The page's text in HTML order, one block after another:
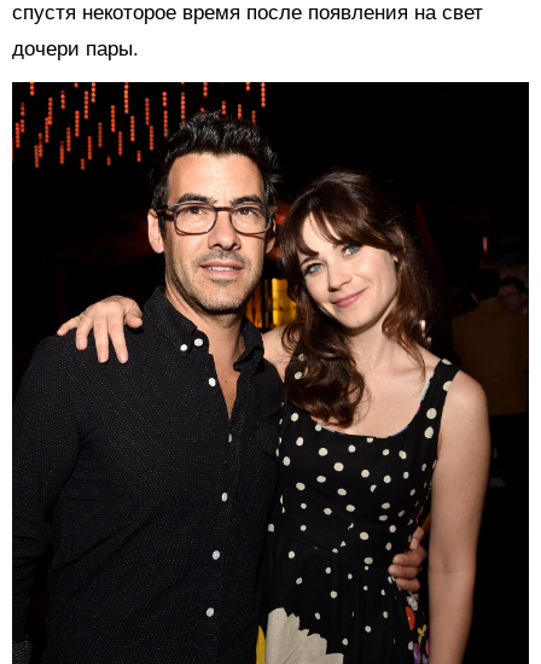
спустя некоторое время после появления на свет
дочери пары.